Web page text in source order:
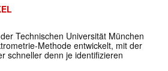
Technischen Universität München
Methode entwickelt, mit der
schneller denn je identifizieren